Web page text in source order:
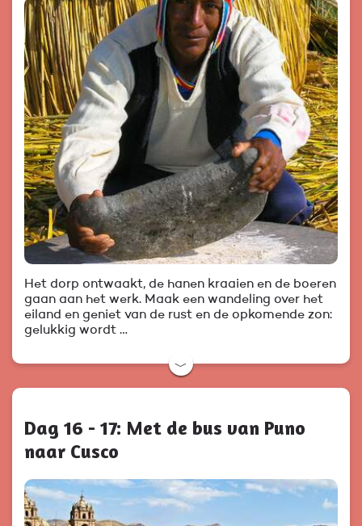
Het dorp ontwaakt, de hanen kraaien en de boeren
gaan aan het werk. Maak een wandeling over het
eiland en geniet van de rust en de opkomende zon:
gelukkig wordt …
﹀
Dag 16 - 17: Met de bus van Puno
naar Cusco